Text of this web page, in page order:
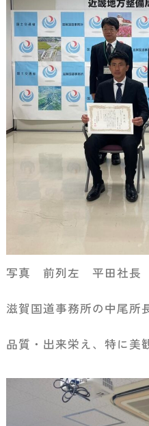
写真 前列左 平田社長
滋賀国道事務所の中尾所
品質・出来栄え、特に美